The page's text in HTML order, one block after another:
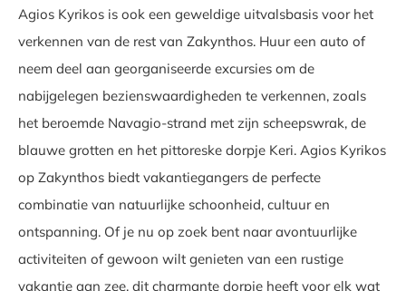
Agios Kyrikos is ook een geweldige uitvalsbasis voor het
verkennen van de rest van Zakynthos. Huur een auto of
neem deel aan georganiseerde excursies om de
nabijgelegen bezienswaardigheden te verkennen, zoals
het beroemde Navagio-strand met zijn scheepswrak, de
blauwe grotten en het pittoreske dorpje Keri. Agios Kyrikos
op Zakynthos biedt vakantiegangers de perfecte
combinatie van natuurlijke schoonheid, cultuur en
ontspanning. Of je nu op zoek bent naar avontuurlijke
activiteiten of gewoon wilt genieten van een rustige
vakantie aan zee, dit charmante dorpje heeft voor elk wat